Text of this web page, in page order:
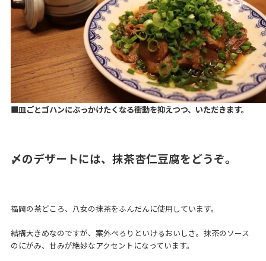
■皿ごとゴハンにぶっかけたくなる衝動を抑えつつ、いただきます。
〆のデザートには、抹茶杏仁豆腐をどうぞ。
福岡の茶どころ、八女の抹茶をふんだんに使用しています。
結構大きめなのですが、案外ぺろりといけるおいしさ。抹茶のソース
のにがみ、甘みが絶妙なアクセントになっています。